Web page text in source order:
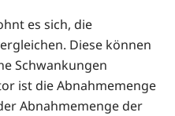
es sich, die
Diese können
Schwankungen
ist die Abnahmemenge
Abnahmemenge der